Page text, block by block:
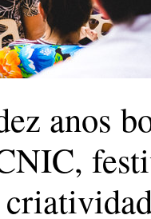
anos